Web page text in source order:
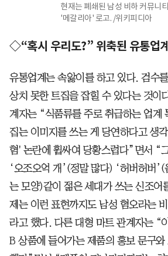
현재는 폐쇄된 남성 비하 커뮤니티
'메갈리아' 로고. /위키피디아
◇“혹시 우리도?” 위축된 유통업
유통업계는 속앓이를 하고 있다. 검수
상치 못한 트집을 잡힐 수 있다는 것이
계자는 “식품류를 주로 취급하는 업계
집는 이미지를 쓰는 게 당연하다고 생
혐' 논란에 휩싸여 당황스럽다”면서 “
‘오조오억 개’(정말 많다) ‘허버허버
는 모양)같이 젊은 세대가 쓰는 신조어
제는 이런 표현까지도 남성 혐오라는
라고 했다. 다른 대형 마트 관계자는 “
B 상품에 들어가는 제품의 홍보 문구